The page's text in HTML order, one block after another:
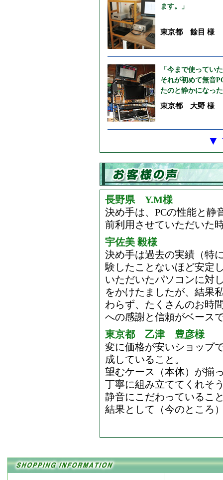
ます。」
東京都 餘目 様
「今まで使ってい
それが初めて無音
たのと静かになっ
東京都 大野 様
▼
長野県 Y.M様
決め手は、PCの性能と静
前利用させていただいた
宇佐美 毅様
決め手は過去の実績（特
験したことないほど安定
いただいたパソコンに対
をかけたましたが、結果
わらず、たくさんのお時
への感謝と信頼がベース
東京都 乙津 豊彦様
変に価格が安いショップ
成していること。
望むケース（本体）が揃
丁寧に組み立ててくれそ
静音にこだわっているこ
結果として（今のところ